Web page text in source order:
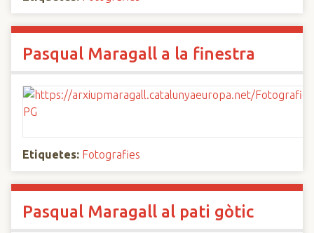
Pasqual Maragall a la finestra
Etiquetes: Fotografies
Pasqual Maragall al pati gòtic